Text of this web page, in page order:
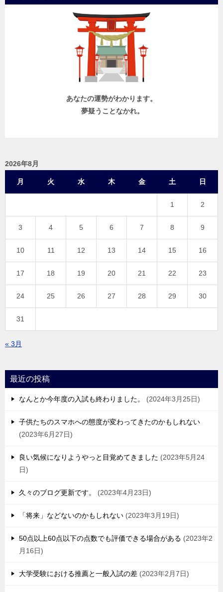
あなたの運勢がわかります。
夢疑うことなかれ。
2026年8月
月 火 水 木 金 土 日
1 2
3 4 5 6 7 8 9
10 11 12 13 14 15 16
17 18 19 20 21 22 23
24 25 26 27 28 29 30
31
« 3月
最近の投稿
なんとか今年度の入試も終わりました。 2024年3月25日
子供たちのスマホへの態度が変わってきたのかもしれない
2023年6月27日
良い気候になりようやっと目覚めてきました
2023年5月24
日
久々のブログ更新です。 2023年4月23日
「将来」などないのかもしれない 2023年3月19日
50点以上60点以下の点数でも評価できる場合がある
2023年2
月16日
大学受験における推薦と一般入試の差 2023年2月7日